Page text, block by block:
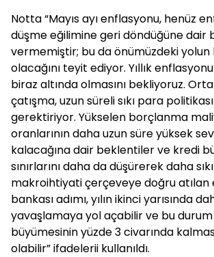
Notta “Mayıs ayı enflasyonu, henüz
düşme eğilimine geri döndüğüne dair
vermemiştir; bu da önümüzdeki yolun
olacağını teyit ediyor. Yıllık
biraz altında olmasını bekliyoruz.
çatışma, uzun süreli sıkı para
gerektiriyor. Yükselen borçlanma
oranlarının daha uzun süre yüksek
kalacağına dair beklentiler ve kredi
sınırlarını daha da düşürerek daha
makroihtiyati çerçeveye doğru atılan
bankası adımı, yılın ikinci yarısında
yavaşlamaya yol açabilir ve bu durum
büyümesinin yüzde 3 civarında
olabilir” ifadelerii kullanıldı.